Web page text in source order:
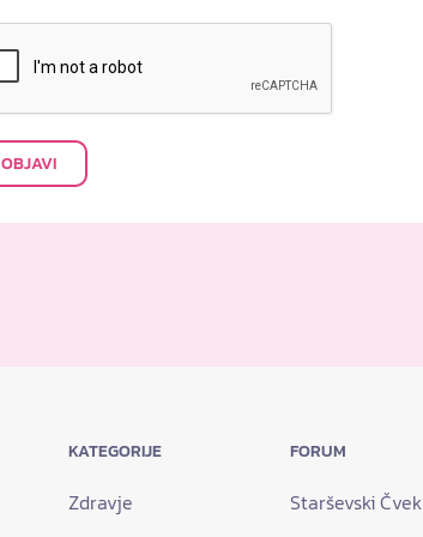
OBJAVI
KATEGORIJE
Zdravje
FORUM
Starševski Čvek